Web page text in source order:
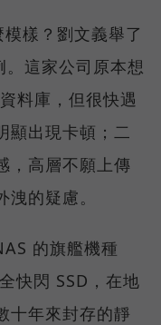
樣？劉文義舉了
這家公司原本想
料庫，但很快遇
顯出現卡頓；二
，高層不願上傳
的疑慮。
的旗艦機種
快閃 SSD，在地
十年來封存的靜